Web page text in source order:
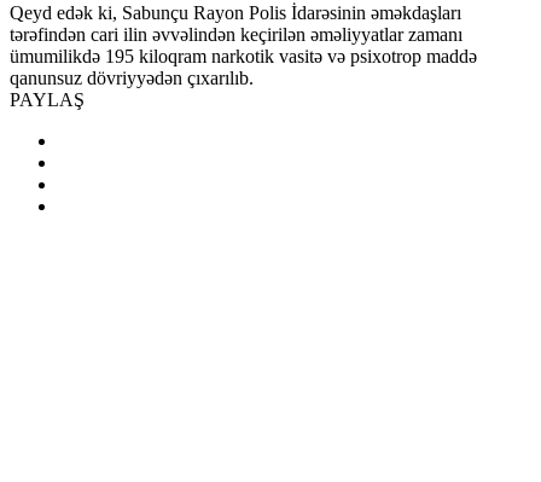
Qeyd edək ki, Sabunçu Rayon Polis İdarəsinin əməkdaşları
tərəfindən cari ilin əvvəlindən keçirilən əməliyyatlar zamanı
ümumilikdə 195 kiloqram narkotik vasitə və psixotrop maddə
qanunsuz dövriyyədən çıxarılıb.
PAYLAŞ